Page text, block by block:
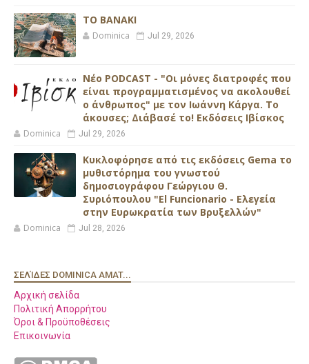
ΤΟ ΒΑΝΑΚΙ
Dominica Jul 29, 2026
Νέο PODCAST - "Οι μόνες διατροφές που
είναι προγραμματισμένος να ακολουθεί
ο άνθρωπος" με τον Ιωάννη Κάργα. Το
άκουσες; Διάβασέ το! Εκδόσεις Ιβίσκος
Dominica Jul 29, 2026
Κυκλοφόρησε από τις εκδόσεις Gema το
μυθιστόρημα του γνωστού
δημοσιογράφου Γεώργιου Θ.
Συριόπουλου "El Funcionario - Ελεγεία
στην Ευρωκρατία των Βρυξελλών"
Dominica Jul 28, 2026
ΣΕΛΊΔΕΣ DOMINICA AMAT...
Αρχική σελίδα
Πολιτική Απορρήτου
Όροι & Προϋποθέσεις
Επικοινωνία